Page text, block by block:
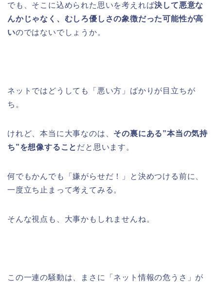
でも、そこに込められた思いを考えれば決して悪意な
んかじゃなく、むしろ優しさの象徴だった可能性が高
いのではないでしょうか。
ネットではどうしても「悪い方」ばかりが目立ちが
ち。
けれど、本当に大事なのは、 その裏にある”本当の気持
ち”を想像すること だと思います。
何でもかんでも「嫌がらせだ！」と決めつける前に、
一度立ち止まって考えてみる。
そんな視点も、大事かもしれませんね。
この一連の騒動は、まさに「ネット情報の危うさ」が